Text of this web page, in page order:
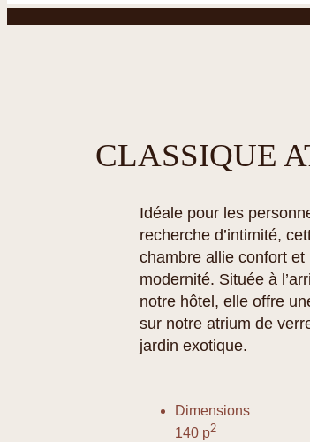
CLASSIQUE
Idéale pour les
recherche d’intimité,
chambre allie confort et
modernité. Située à
notre hôtel, elle offre
sur notre atrium de
jardin exotique.
Dimensions
140 p2